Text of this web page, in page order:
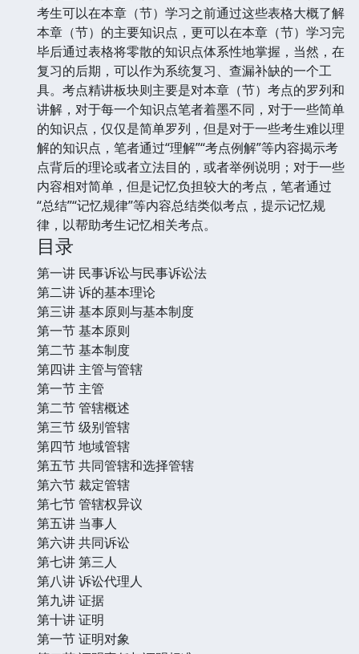
考生可以在本章（节）学习之前通过这些表格大概了解
本章（节）的主要知识点，更可以在本章（节）学习完
毕后通过表格将零散的知识点体系性地掌握，当然，在
复习的后期，可以作为系统复习、查漏补缺的一个工
具。考点精讲板块则主要是对本章（节）考点的罗列和
讲解，对于每一个知识点笔者着墨不同，对于一些简单
的知识点，仅仅是简单罗列，但是对于一些考生难以理
解的知识点，笔者通过“理解”“考点例解”等内容揭示考
点背后的理论或者立法目的，或者举例说明；对于一些
内容相对简单，但是记忆负担较大的考点，笔者通过
“总结”“记忆规律”等内容总结类似考点，提示记忆规
律，以帮助考生记忆相关考点。
目录
第一讲 民事诉讼与民事诉讼法
第二讲 诉的基本理论
第三讲 基本原则与基本制度
第一节 基本原则
第二节 基本制度
第四讲 主管与管辖
第一节 主管
第二节 管辖概述
第三节 级别管辖
第四节 地域管辖
第五节 共同管辖和选择管辖
第六节 裁定管辖
第七节 管辖权异议
第五讲 当事人
第六讲 共同诉讼
第七讲 第三人
第八讲 诉讼代理人
第九讲 证据
第十讲 证明
第一节 证明对象